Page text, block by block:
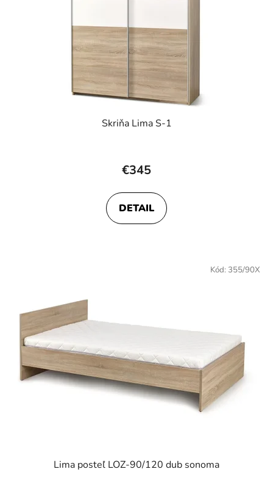
Skriňa Lima S-1
hodnotenie
je
4,5
€345
DETAIL
Lima posteľ LOZ-90/120 dub sonoma
Kód: 355/90X